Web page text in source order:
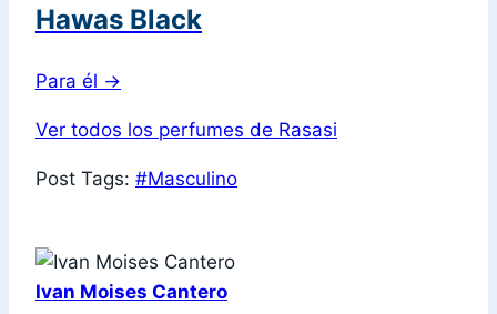
Hawas Black
Para él →
Ver todos los perfumes de Rasasi
Post Tags: #Masculino
Ivan Moises Cantero